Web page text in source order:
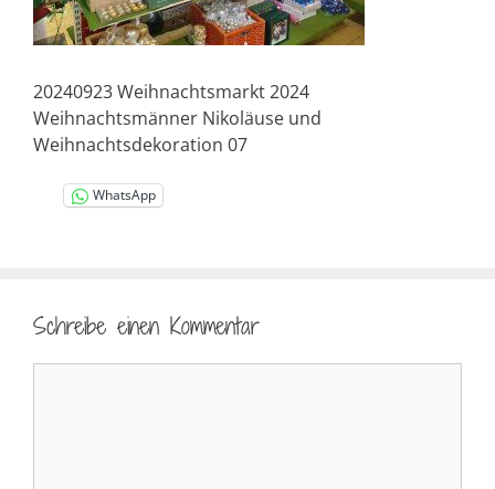
20240923 Weihnachtsmarkt 2024
Weihnachtsmänner Nikoläuse und
Weihnachtsdekoration 07
WhatsApp
Schreibe einen Kommentar